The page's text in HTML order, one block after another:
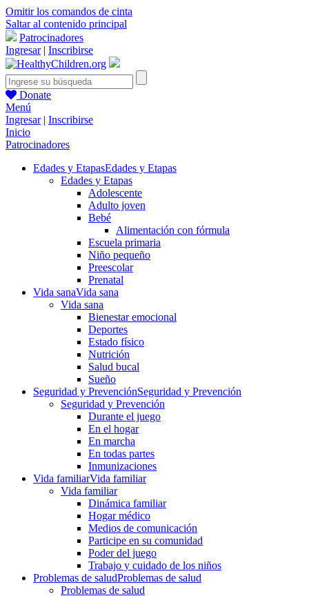
Omitir los comandos de cinta
Saltar al contenido principal
Patrocinadores
Ingresar| Inscribirse
Donate
Menú
Ingresar| Inscribirse
Inicio
Patrocinadores
Edades y EtapasEdades y Etapas
Edades y Etapas
Adolescente
Adulto joven
Bebé
Alimentación con fórmula
Escuela primaria
Niño pequeño
Preescolar
Prenatal
Vida sanaVida sana
Vida sana
Bienestar emocional
Deportes
Estado físico
Nutrición
Salud bucal
Sueño
Seguridad y PrevenciónSeguridad y Prevención
Seguridad y Prevención
Durante el juego
En el hogar
En marcha
En todas partes
Inmunizaciones
Vida familiarVida familiar
Vida familiar
Dinámica familiar
Hogar médico
Medios de comunicación
Participe en su comunidad
Poder del juego
Trabajo y cuidado de los niños
Problemas de saludProblemas de salud
Problemas de salud